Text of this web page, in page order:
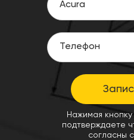
Нажимая кнопку
подтверждаете
согласны с